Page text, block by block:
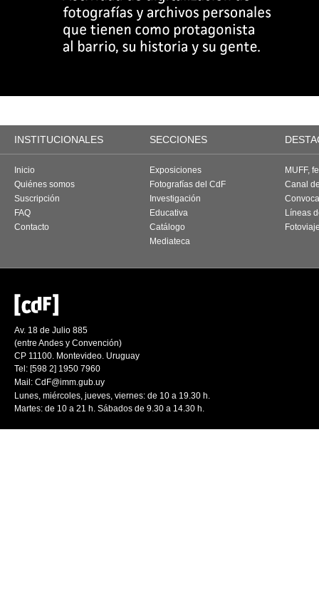
INSTITUCIONALES SECCIONES
Inicio
Quiénes somos
Suscripción
FAQ
Contacto
Exposiciones
Fotografías del CdF
Investigación
Educativa
Catálogo
Mediateca
MUFF,
Canal
Líneas
Av. 18 de Julio 885
(entre Andes y Convención)
CP 11100. Montevideo. Uruguay
Tel: [598 2] 1950 7960
Mail: CdF@imm.gub.uy
Lunes, miércoles, jueves, viernes: de 10 a 19.30 h.
Martes: de 10 a 21 h. Sábados de 9.30 a 14.30 h.